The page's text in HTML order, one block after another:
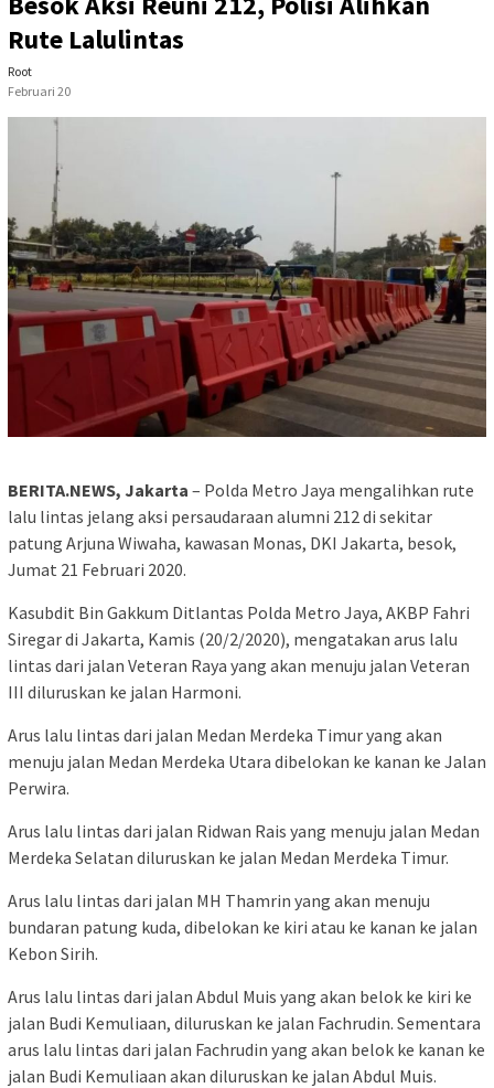
Rute Lalulintas
Root
Februari 20
BERITA.NEWS, Jakarta – Polda Metro Jaya mengalihkan rute
lalu lintas jelang aksi persaudaraan alumni 212 di sekitar
patung Arjuna Wiwaha, kawasan Monas, DKI Jakarta, besok,
Jumat 21 Februari 2020.
Kasubdit Bin Gakkum Ditlantas Polda Metro Jaya, AKBP Fahri
Siregar di Jakarta, Kamis (20/2/2020), mengatakan arus lalu
lintas dari jalan Veteran Raya yang akan menuju jalan Veteran
III diluruskan ke jalan Harmoni.
Arus lalu lintas dari jalan Medan Merdeka Timur yang akan
menuju jalan Medan Merdeka Utara dibelokan ke kanan ke Jalan
Perwira.
Arus lalu lintas dari jalan Ridwan Rais yang menuju jalan Medan
Merdeka Selatan diluruskan ke jalan Medan Merdeka Timur.
Arus lalu lintas dari jalan MH Thamrin yang akan menuju
bundaran patung kuda, dibelokan ke kiri atau ke kanan ke jalan
Kebon Sirih.
Arus lalu lintas dari jalan Abdul Muis yang akan belok ke kiri ke
jalan Budi Kemuliaan, diluruskan ke jalan Fachrudin. Sementara
arus lalu lintas dari jalan Fachrudin yang akan belok ke kanan ke
jalan Budi Kemuliaan akan diluruskan ke jalan Abdul Muis.